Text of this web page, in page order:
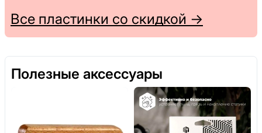
Все пластинки со скидкой →
Полезные аксессуары